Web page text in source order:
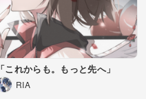
「これからも。もっと先へ」
RIA